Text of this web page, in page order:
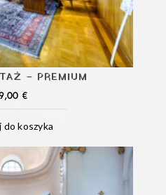
– PREMIUM
€
do koszyka